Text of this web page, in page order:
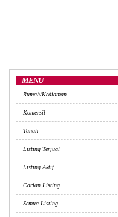
MENU
Rumah/Kediaman
Komersil
Tanah
Listing Terjual
Listing Aktif
Carian Listing
Semua Listing